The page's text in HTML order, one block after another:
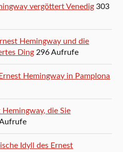
vergöttert Venedig 303
Hemingway und die
Ding 296 Aufrufe
Hemingway in Pamplona
Hemingway, die Sie
Idyll des Ernest